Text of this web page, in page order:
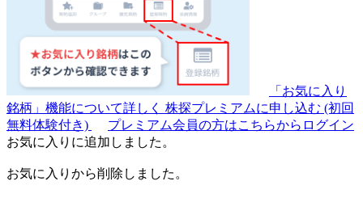
「お気に入り
銘柄」機能について詳しく 株探プレミアムに申し込む (初回
無料体験付き)
プレミアム会員の方はこちらからログイン
お気に入りに追加しました。
お気に入りから削除しました。